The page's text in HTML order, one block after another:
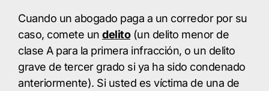
Cuando un abogado paga a un corredor por su
caso, comete un delito(un delito menor de
clase A para la primera infracción, o un delito
grave de tercer grado si ya ha sido condenado
anteriormente). Si usted es víctima de una de